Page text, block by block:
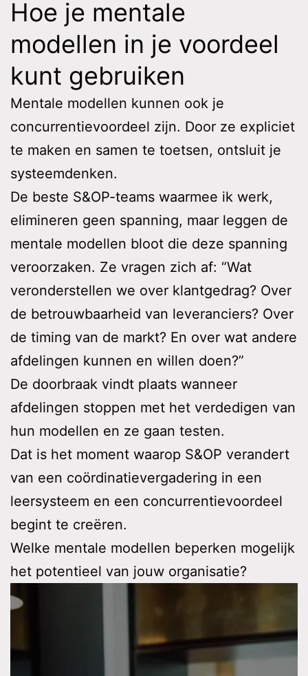
Hoe je mentale
modellen in je voordeel
kunt gebruiken
Mentale modellen kunnen ook je
concurrentievoordeel zijn. Door ze expliciet
te maken en samen te toetsen, ontsluit je
systeemdenken.
De beste S&OP-teams waarmee ik werk,
elimineren geen spanning, maar leggen de
mentale modellen bloot die deze spanning
veroorzaken. Ze vragen zich af: “Wat
veronderstellen we over klantgedrag? Over
de betrouwbaarheid van leveranciers? Over
de timing van de markt? En over wat andere
afdelingen kunnen en willen doen?”
De doorbraak vindt plaats wanneer
afdelingen stoppen met het verdedigen van
hun modellen en ze gaan testen.
Dat is het moment waarop S&OP verandert
van een coördinatievergadering in een
leersysteem en een concurrentievoordeel
begint te creëren.
Welke mentale modellen beperken mogelijk
het potentieel van jouw organisatie?